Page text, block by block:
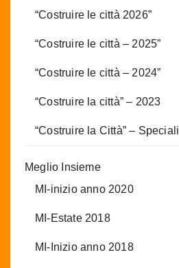
“Costruire le città 2026”
“Costruire le città – 2025”
“Costruire le città – 2024”
“Costruire la città” – 2023
“Costruire la Città” – Speciali
Meglio Insieme
MI-inizio anno 2020
MI-Estate 2018
MI-Inizio anno 2018